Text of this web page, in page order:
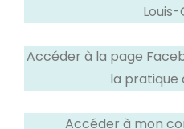
Accéder à la page
la pratique
Accéder à mon